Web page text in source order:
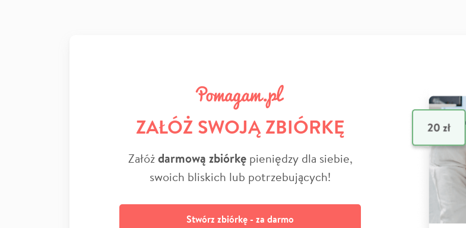
ZAŁÓŻ SWOJĄ ZBIÓRKĘ
Załóżdarmową zbiórkępieniędzy dla siebie,
swoich bliskich lub potrzebujących!
Stwórz zbiórkę - za darmo